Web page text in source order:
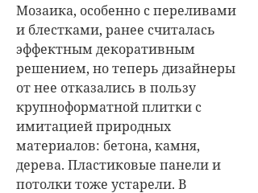
Мозаика, особенно с переливами
и блестками, ранее считалась
эффектным декоративным
решением, но теперь дизайнеры
от нее отказались в пользу
крупноформатной плитки с
имитацией природных
материалов: бетона, камня,
дерева. Пластиковые панели и
потолки тоже устарели. В